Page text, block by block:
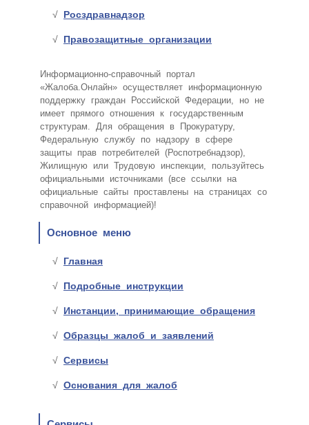
Росздравнадзор
Правозащитные организации
Информационно-справочный портал
«Жалоба.Онлайн» осуществляет информационную
поддержку граждан Российской Федерации, но не
имеет прямого отношения к государственным
структурам. Для обращения в Прокуратуру,
Федеральную службу по надзору в сфере
защиты прав потребителей (Роспотребнадзор),
Жилищную или Трудовую инспекции, пользуйтесь
официальными источниками (все ссылки на
официальные сайты проставлены на страницах со
справочной информацией)!
Основное меню
Главная
Подробные инструкции
Инстанции, принимающие обращения
Образцы жалоб и заявлений
Сервисы
Основания для жалоб